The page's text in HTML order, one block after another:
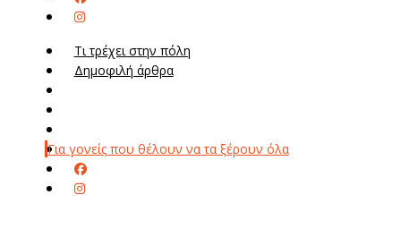
Τι τρέχει στην πόλη
Δημοφιλή άρθρα
Για γονείς που θέλουν να τα ξέρουν όλα